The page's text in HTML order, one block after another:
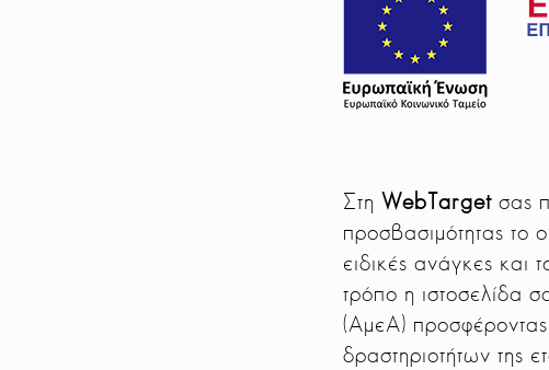
ΣτηWebTarget σας
προσβασιμότητας το
ειδικές ανάγκες
τρόπο η ιστοσελίδα
(ΑμεΑ) προσφέροντας
δραστηριοτήτων της